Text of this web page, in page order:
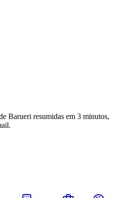
Barueri resumidas em 3 minutos,